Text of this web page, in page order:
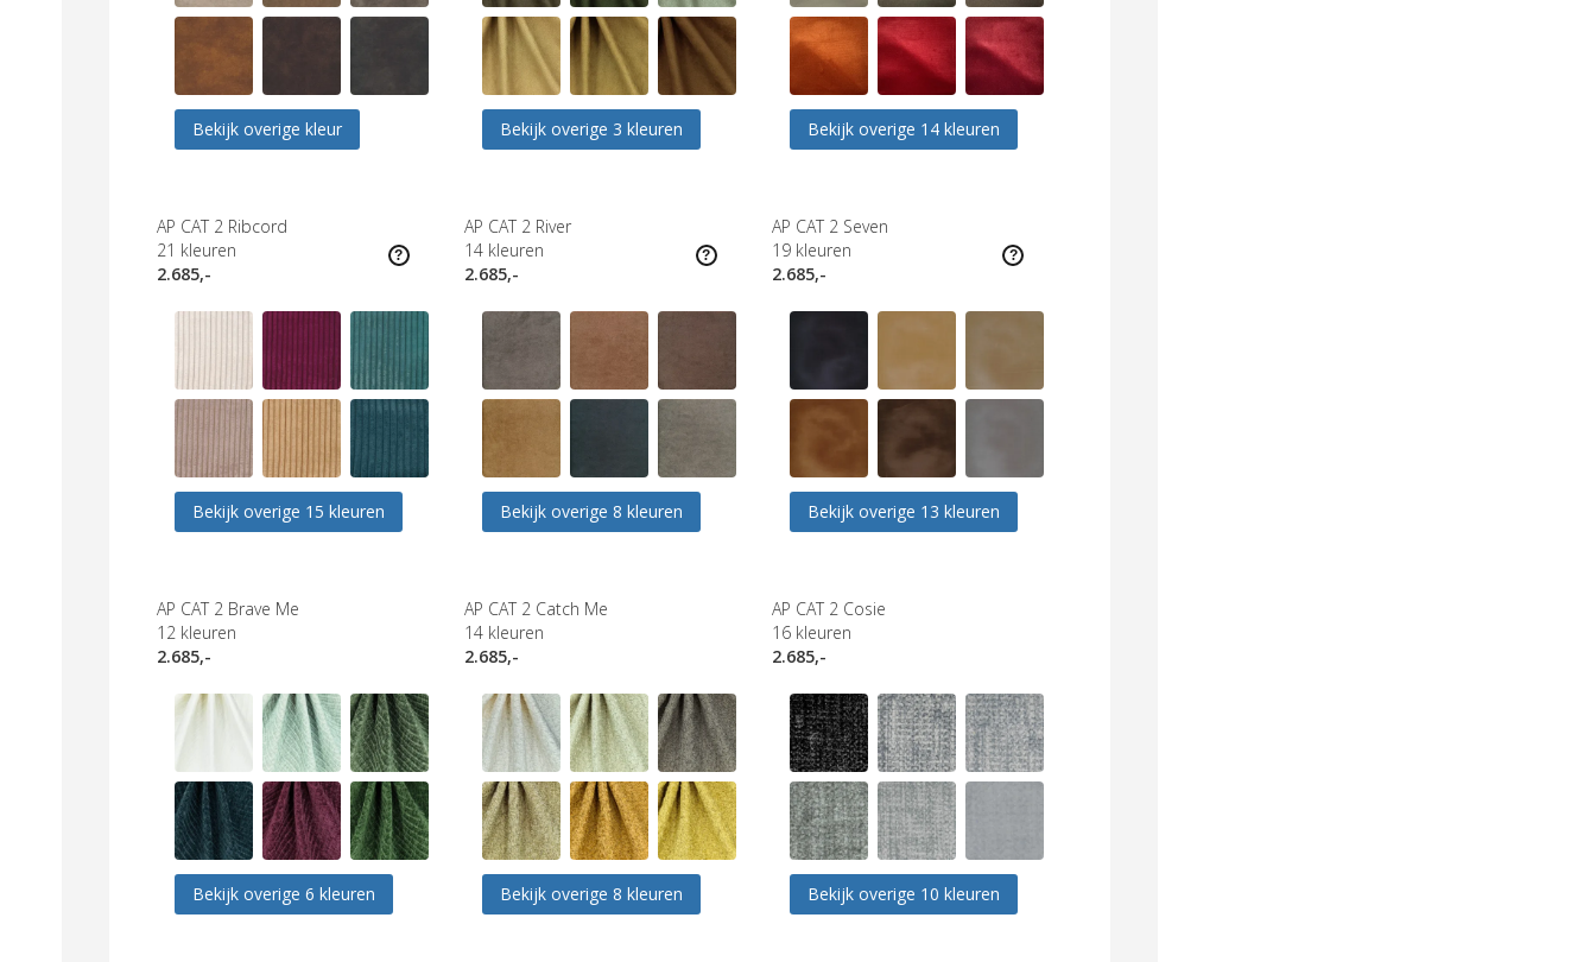
Bekijk overige kleur Bekijk overige 3 kleuren Bekijk overige 14 kleuren
AP CAT 2 Ribcord
21 kleuren
2.685,-
Bekijk overige 15 kleuren
AP CAT 2 River
14 kleuren
2.685,-
Bekijk overige 8 kleuren
AP CAT 2 Seven
19 kleuren
2.685,-
Bekijk overige 13 kleuren
AP CAT 2 Brave Me
12 kleuren
2.685,-
Bekijk overige 6 kleuren
AP CAT 2 Catch Me
14 kleuren
2.685,-
Bekijk overige 8 kleuren
AP CAT 2 Cosie
16 kleuren
2.685,-
Bekijk overige 10 kleuren